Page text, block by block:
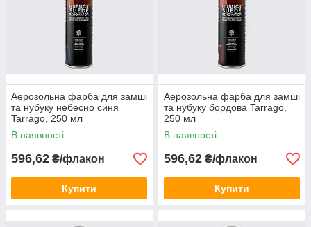
Аерозольна фарба для замші
та нубуку небесно синя
Tarrago, 250 мл
В наявності
596,62 ₴/флакон
Купити
Аерозольна фарба для замші
та нубуку бордова Tarrago,
250 мл
В наявності
596,62 ₴/флакон
Купити